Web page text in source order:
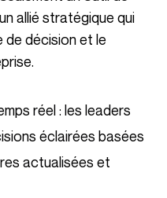
allié stratégique qui
de décision et le
réel : les leaders
éclairées basées
actualisées et